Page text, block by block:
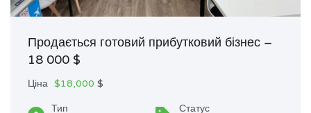
Продається готовий прибутковий бізнес –
18 000 $
Ціна $18,000 $
Тип Статус